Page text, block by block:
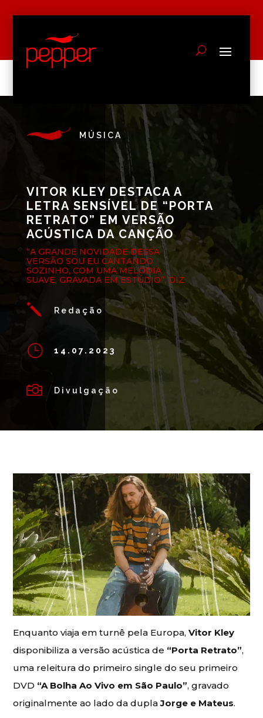
MÚSICA
VITOR KLEY DESTACA A
LETRA SENSÍVEL DE “PORTA
RETRATO” EM VERSÃO
ACÚSTICA DA CANÇÃO
“A GRANDE NOVIDADE DESSA
VERSÃO SOU EU CANTANDO
SOZINHO, COM UMA MELODIA
SUAVE, GRAVADA EM ESTÚDIO”, DIZ
j Redação
} 14.07.2023
 Divulgação
Enquanto viaja em turnê pela Europa,Vitor Kley
disponibiliza a versão acústica de “Porta Retrato”,
uma releitura do primeiro single do seu primeiro
DVD “A Bolha Ao Vivo em São Paulo”, gravado
originalmente ao lado da duplaJorge e Mateus.